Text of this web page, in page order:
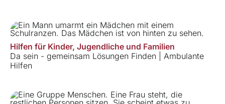
Hilfen für Kinder, Jugendliche und Familien
Da sein - gemeinsam Lösungen Finden | Ambulante
Hilfen